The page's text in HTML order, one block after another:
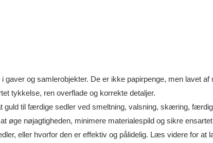
og samlerobjekter. De er ikke papirpenge, men lavet af
tykkelse, ren overflade og korrekte detaljer.
guld til færdige sedler ved smeltning, valsning, skæring,
øge nøjagtigheden, minimere materialespild og sikre ensartet
eller hvorfor den er effektiv og pålidelig. Læs videre for at